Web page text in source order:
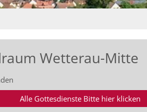
Wetterau-Mitte
Alle Gottesdienste Bitte hier klicken